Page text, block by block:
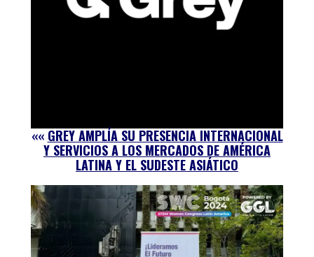
«« GREY AMPLÍA SU PRESENCIA INTERNACIONAL
Y SERVICIOS A LOS MERCADOS DE AMÉRICA
LATINA Y EL SUDESTE ASIÁTICO